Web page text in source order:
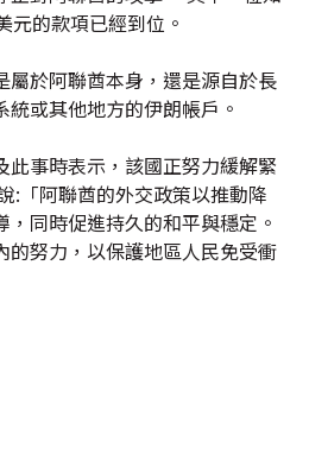
元的款項已經到位。
屬於阿聯酋本身，還是源自於長
或其他地方的伊朗帳戶。
此事時表示，該國正努力緩解緊
:「阿聯酋的外交政策以推動降
同時促進持久的和平與穩定。
的努力，以保護地區人民免受衝